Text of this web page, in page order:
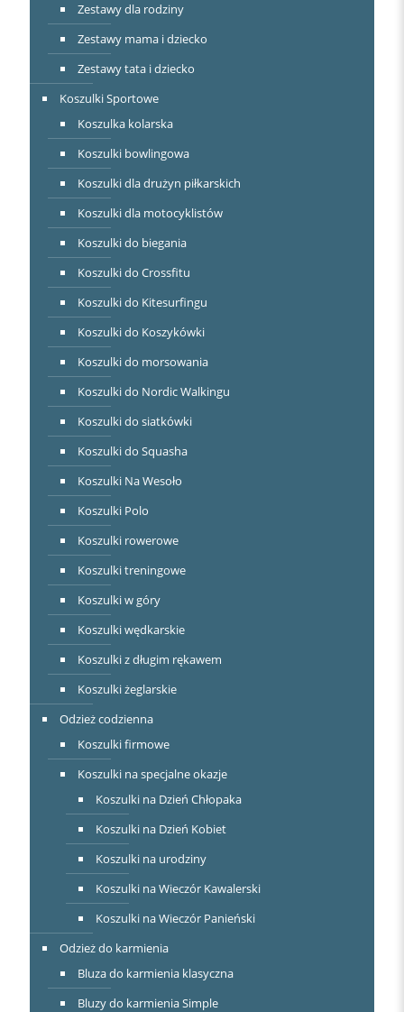
Zestawy dla rodziny
Zestawy mama i dziecko
Zestawy tata i dziecko
Koszulki Sportowe
Koszulka kolarska
Koszulki bowlingowa
Koszulki dla drużyn piłkarskich
Koszulki dla motocyklistów
Koszulki do biegania
Koszulki do Crossfitu
Koszulki do Kitesurfingu
Koszulki do Koszykówki
Koszulki do morsowania
Koszulki do Nordic Walkingu
Koszulki do siatkówki
Koszulki do Squasha
Koszulki Na Wesoło
Koszulki Polo
Koszulki rowerowe
Koszulki treningowe
Koszulki w góry
Koszulki wędkarskie
Koszulki z długim rękawem
Koszulki żeglarskie
Odzież codzienna
Koszulki firmowe
Koszulki na specjalne okazje
Koszulki na Dzień Chłopaka
Koszulki na Dzień Kobiet
Koszulki na urodziny
Koszulki na Wieczór Kawalerski
Koszulki na Wieczór Panieński
Odzież do karmienia
Bluza do karmienia klasyczna
Bluzy do karmienia Simple